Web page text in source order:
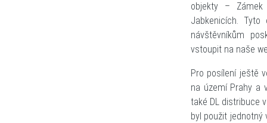
objekty – Zámek
Jabkenicích.
návštěvníkům
vstoupit na naše
Pro posílení ještě
na území Prahy a
také DL distribuce
byl použit